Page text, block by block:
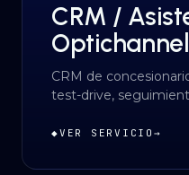
CRM /
Optichannel
CRM de
test-drive,
◆VER SERVICIO →